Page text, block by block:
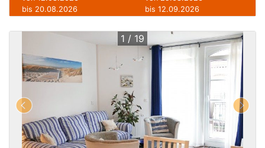
bis 20.08.2026
bis 12.09.2026
1 / 19